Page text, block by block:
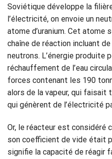
Soviétique développe la
l’électricité, on envoie un
atome d’uranium. Cet atome
chaîne de réaction incluant de
neutrons. L’énergie produite
réchauffement de l’eau
forces contenant les 190
alors de la vapeur, qui faisait
qui génèrent de l’électricité
Or, le réacteur est considéré
son coefficient de vide était
signifie la capacité de réagir